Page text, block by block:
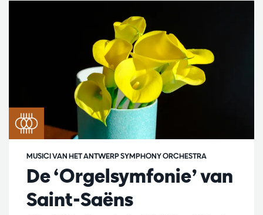
De ‘Orgelsymfonie’ van
Saint-Saëns
MUSICI VAN HET ANTWERP SYMPHONY ORCHESTRA